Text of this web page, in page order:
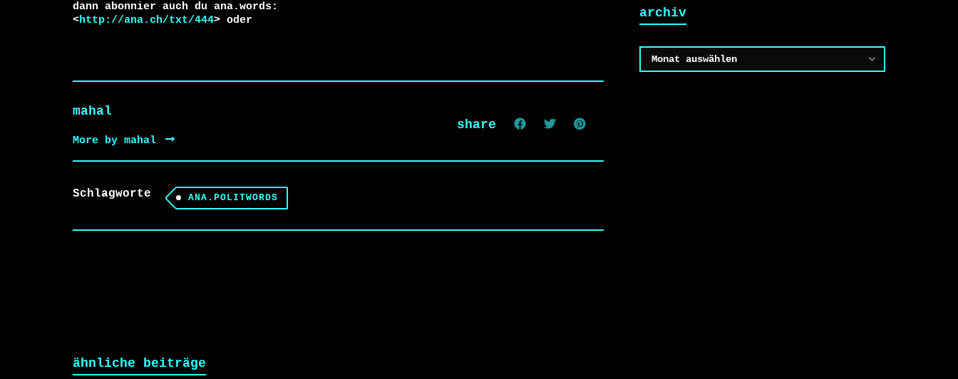
dann abonnier auch du ana.words:
<http://ana.ch/txt/444> oder
mahal
More by mahal
share
Schlagworte ANA.POLITWORDS
archiv
ähnliche beiträge